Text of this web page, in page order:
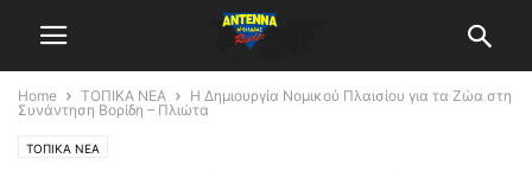
Home ΤΟΠΙΚΑ ΝΕΑ
Η Δημιουργία Νομικού Πλαισίου για τα Ζώα στη
Συνάντηση Βορίδη – Πλιώτα
ΤΟΠΙΚΑ ΝΕΑ